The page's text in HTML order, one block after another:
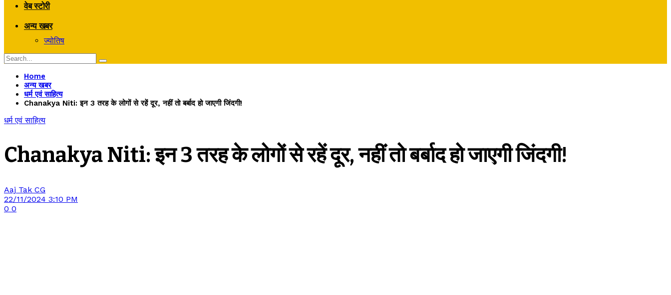
वेब स्टोरी
अन्य खबर
ज्योतिष
Home
अन्य खबर
धर्म एवं साहित्य
Chanakya Niti: इन 3 तरह के लोगों से रहें दूर, नहीं तो बर्बाद हो जाएगी जिंदगी!
धर्म एवं साहित्य
Chanakya Niti: इन 3 तरह के लोगों से रहें दूर, नहीं तो बर्बाद हो जाएगी जिंदगी!
Aaj Tak CG
22/11/2024 3:10 PM
0 0